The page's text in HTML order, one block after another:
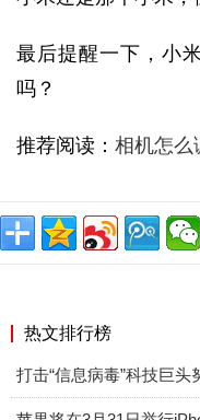
最后提醒一下，小
吗？
推荐阅读： 相机怎么
热文排行榜
打击“信息病毒”科技巨头